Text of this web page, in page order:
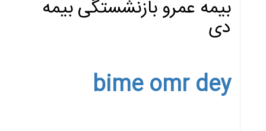
بیمه عمرو بازنشستگی بیمه
دی
bime omr dey